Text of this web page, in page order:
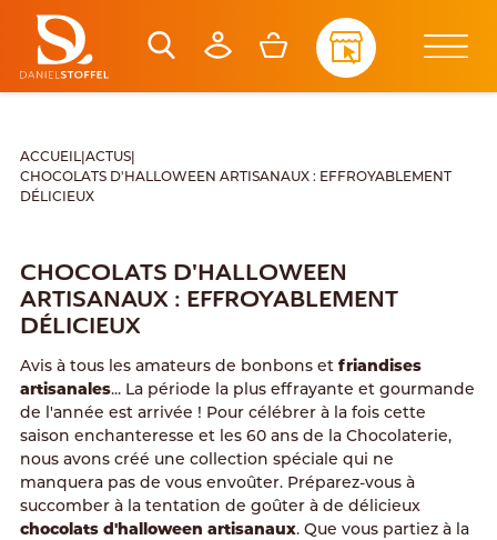
ACCUEIL| ACTUS|
CHOCOLATS D'HALLOWEEN ARTISANAUX : EFFROYABLEMENT
DÉLICIEUX
CHOCOLATS D'HALLOWEEN
ARTISANAUX : EFFROYABLEMENT
DÉLICIEUX
Avis à tous les amateurs de bonbons et friandises
artisanales... La période la plus effrayante et gourmande
de l'année est arrivée ! Pour célébrer à la fois cette
saison enchanteresse et les 60 ans de la Chocolaterie,
nous avons créé une collection spéciale qui ne
manquera pas de vous envoûter. Préparez-vous à
succomber à la tentation de goûter à de délicieux
chocolats d'halloween artisanaux. Que vous partiez à la